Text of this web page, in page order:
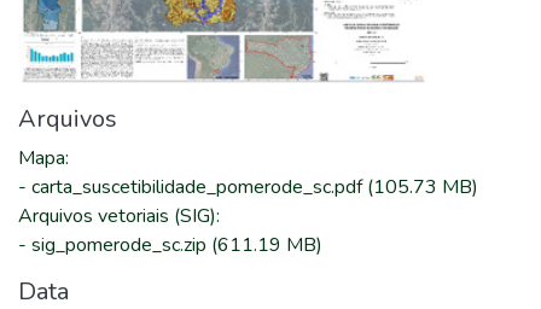
Arquivos
Mapa:
- carta_suscetibilidade_pomerode_sc.pdf(105.73 MB)
Arquivos vetoriais (SIG):
- sig_pomerode_sc.zip (611.19 MB)
Data